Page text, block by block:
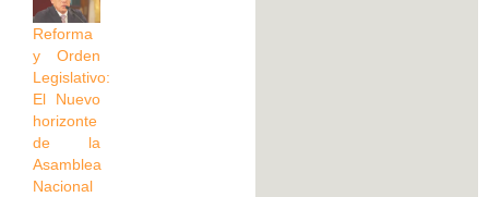
Reforma
y Orden
Legislativo:
El Nuevo
horizonte
de la
Asamblea
Nacional